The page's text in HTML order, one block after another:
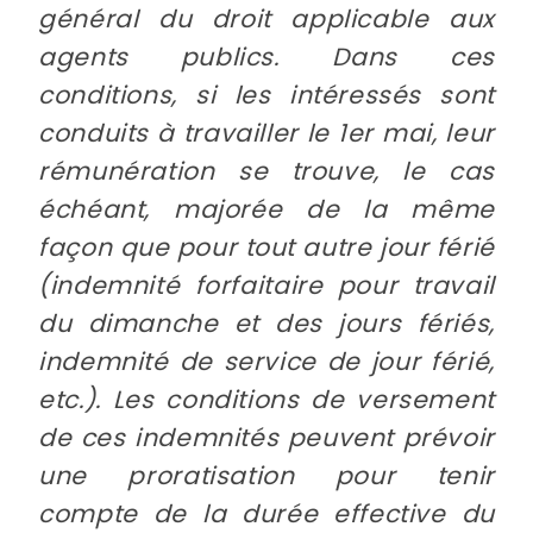
général du droit applicable aux
agents publics. Dans ces
conditions, si les intéressés sont
conduits à travailler le 1er mai, leur
rémunération se trouve, le cas
échéant, majorée de la même
façon que pour tout autre jour férié
(indemnité forfaitaire pour travail
du dimanche et des jours fériés,
indemnité de service de jour férié,
etc.). Les conditions de versement
de ces indemnités peuvent prévoir
une proratisation pour tenir
compte de la durée effective du